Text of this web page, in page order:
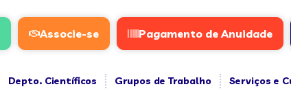
Associe-se Pagamento de Anuidade
Depto. Científicos Grupos de Trabalho Serviços e